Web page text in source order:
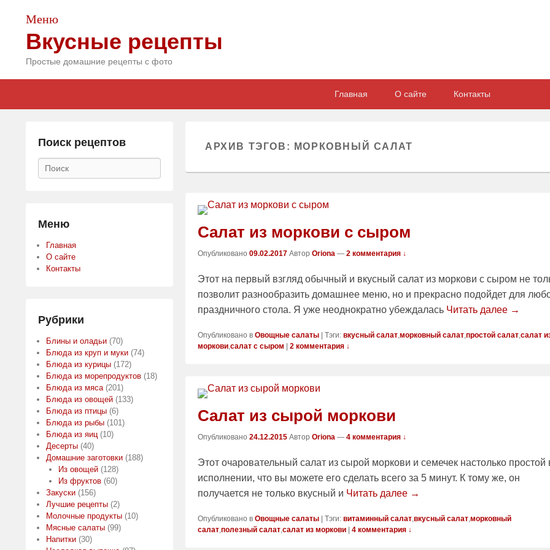
Меню
Вкусные рецепты
Простые домашние рецепты с фото
Главная О сайте Контакты
АРХИВ ТЭГОВ: МОРКОВНЫЙ САЛАТ
Салат из моркови с сыром
Опубликовано 09.02.2017 Автор Oriona — 2 комментария ↓
Этот на первый взгляд обычный и вкусный салат из моркови с сыром не
позволит разнообразить домашнее меню, но и прекрасно подойдет для
праздничного стола. Я уже неоднократно убеждалась Читать далее →
Опубликовано в Овощные салаты | Тэги: вкусный салат морковный салат простой салат салат
моркови салат с сыром | 2 комментария ↓
Салат из сырой моркови
Опубликовано 24.12.2015 Автор Oriona — 4 комментария ↓
Этот очаровательный салат из сырой моркови и семечек настолько простой
исполнении, что вы можете его сделать всего за 5 минут. К тому же, он
получается не только вкусный и Читать далее →
Опубликовано в Овощные салаты | Тэги: витаминный салат вкусный салат морковный
салат полезный салат салат из моркови | 4 комментария ↓
Поиск рецептов
Поиск
Меню
Главная
О сайте
Контакты
Рубрики
Блины и оладьи (70)
Блюда из круп и муки (74)
Блюда из курицы (172)
Блюда из морепродуктов (18)
Блюда из мяса(201)
Блюда из овощей (133)
Блюда из птицы (6)
Блюда из рыбы (101)
Блюда из яиц(10)
Десерты (40)
Домашние заготовки (188)
Из овощей(128)
Из фруктов(60)
Закуски (156)
Лучшие рецепты (2)
Молочные продукты (10)
Мясные салаты (99)
Напитки (30)